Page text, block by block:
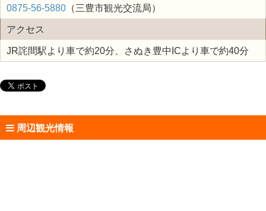
0875-56-5880 （三豊市観光交流局）
アクセス
JR詫間駅より車で約20分、さぬき豊中ICより車で約40分
周辺観光情報